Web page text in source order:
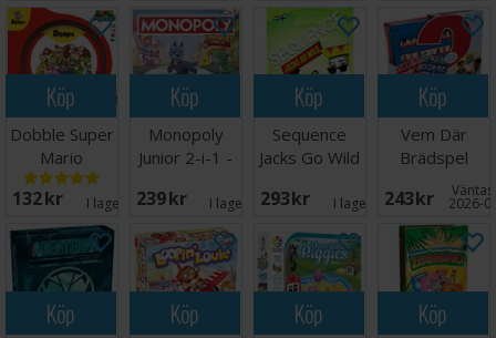
Köp
Dobble Super
Mario
Brädspel
132 SEK I lager: 6
Köp
Monopoly
Junior 2-i-1 -
239 SEK I lager: 4
Köp
Sequence
Jacks Go Wild
293 SEK I lager: 1
Köp
Vem Där
Brädspel
243 SEK 2026-
Köp Köp Köp Köp